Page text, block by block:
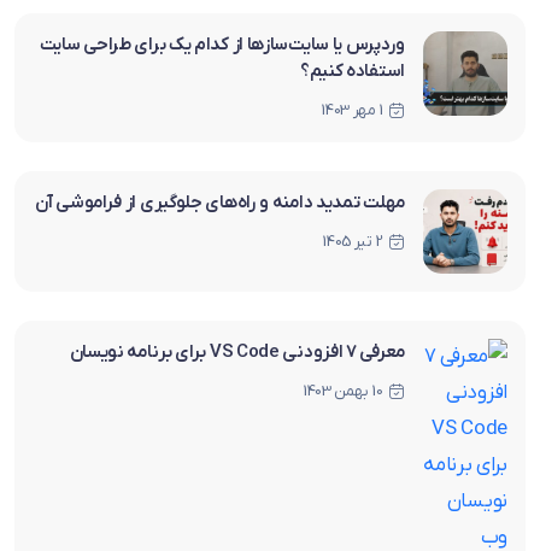
وردپرس یا سایت‌سازها از کدام یک برای طراحی سایت
استفاده کنیم؟
1 مهر 1403
مهلت تمدید دامنه و راه‌های جلوگیری از فراموشی آن
2 تیر 1405
معرفی 7 افزودنی VS Code برای برنامه نویسان
10 بهمن 1403